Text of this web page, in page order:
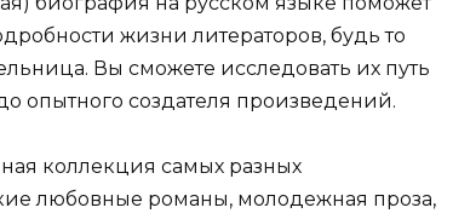
жизни литераторов, будь то
Вы сможете исследовать их путь
опытного создателя произведений.
коллекция самых разных
любовные романы, молодежная проза,